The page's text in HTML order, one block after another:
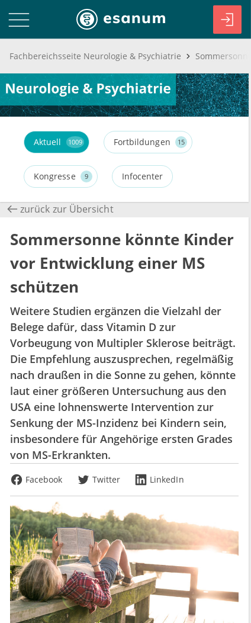
Fachbereichsseite Neurologie & Psychiatrie
Aktuell 1009 Fortbildungen 15
Kongresse 9 Infocenter
zurück zur Übersicht
Sommersonne könnte Kinder
vor Entwicklung einer MS
schützen
Weitere Studien ergänzen die Vielzahl der
Belege dafür, dass Vitamin D zur
Vorbeugung von Multipler Sklerose beiträgt.
Die Empfehlung auszusprechen, regelmäßig
nach draußen in die Sonne zu gehen, könnte
laut einer größeren Untersuchung aus den
USA eine lohnenswerte Intervention zur
Senkung der MS-Inzidenz bei Kindern sein,
insbesondere für Angehörige ersten Grades
von MS-Erkrankten.
Facebook Twitter LinkedIn